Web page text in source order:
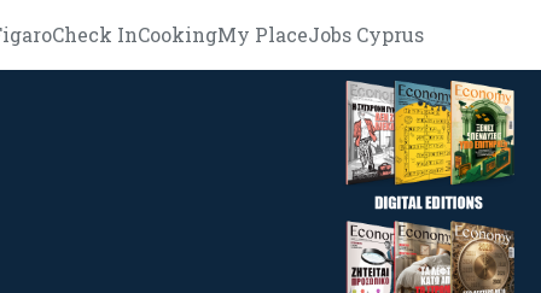
Check InCookingMy PlaceJobs Cyprus